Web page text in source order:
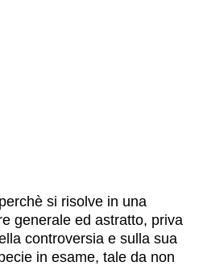
si risolve in una
generale ed astratto, priva
controversia e sulla sua
in esame, tale da non